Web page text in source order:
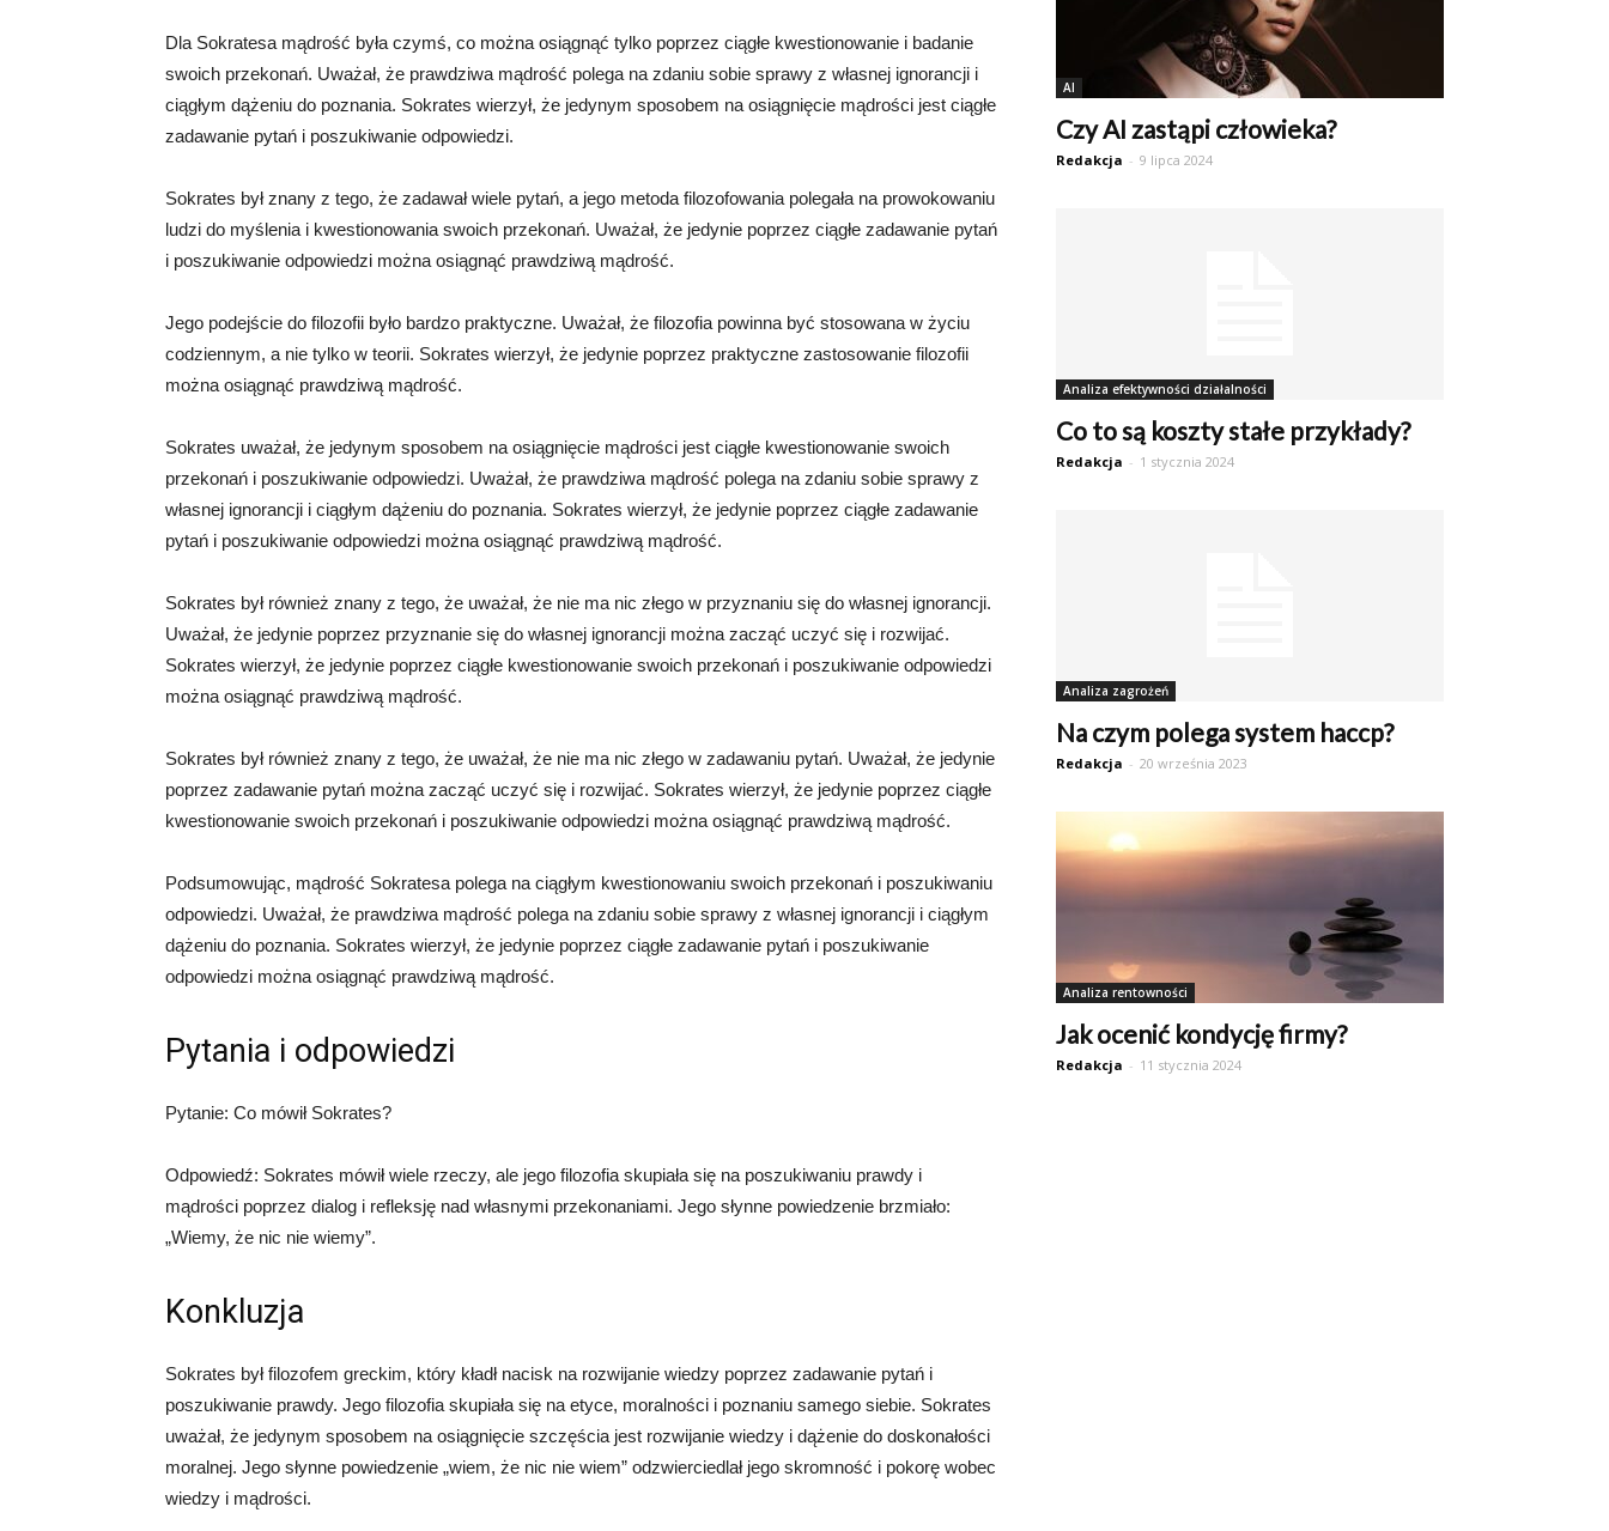
Dla Sokratesa mądrość była czymś, co można osiągnąć tylko poprzez ciągłe kwestionowanie i badanie
swoich przekonań. Uważał, że prawdziwa mądrość polega na zdaniu sobie sprawy z własnej ignorancji i
ciągłym dążeniu do poznania. Sokrates wierzył, że jedynym sposobem na osiągnięcie mądrości jest ciągłe
zadawanie pytań i poszukiwanie odpowiedzi.
Sokrates był znany z tego, że zadawał wiele pytań, a jego metoda filozofowania polegała na prowokowaniu
ludzi do myślenia i kwestionowania swoich przekonań. Uważał, że jedynie poprzez ciągłe zadawanie pytań
i poszukiwanie odpowiedzi można osiągnąć prawdziwą mądrość.
Jego podejście do filozofii było bardzo praktyczne. Uważał, że filozofia powinna być stosowana w życiu
codziennym, a nie tylko w teorii. Sokrates wierzył, że jedynie poprzez praktyczne zastosowanie filozofii
można osiągnąć prawdziwą mądrość.
Sokrates uważał, że jedynym sposobem na osiągnięcie mądrości jest ciągłe kwestionowanie swoich
przekonań i poszukiwanie odpowiedzi. Uważał, że prawdziwa mądrość polega na zdaniu sobie sprawy z
własnej ignorancji i ciągłym dążeniu do poznania. Sokrates wierzył, że jedynie poprzez ciągłe zadawanie
pytań i poszukiwanie odpowiedzi można osiągnąć prawdziwą mądrość.
Sokrates był również znany z tego, że uważał, że nie ma nic złego w przyznaniu się do własnej ignorancji.
Uważał, że jedynie poprzez przyznanie się do własnej ignorancji można zacząć uczyć się i rozwijać.
Sokrates wierzył, że jedynie poprzez ciągłe kwestionowanie swoich przekonań i poszukiwanie odpowiedzi
można osiągnąć prawdziwą mądrość.
Sokrates był również znany z tego, że uważał, że nie ma nic złego w zadawaniu pytań. Uważał, że jedynie
poprzez zadawanie pytań można zacząć uczyć się i rozwijać. Sokrates wierzył, że jedynie poprzez ciągłe
kwestionowanie swoich przekonań i poszukiwanie odpowiedzi można osiągnąć prawdziwą mądrość.
Podsumowując, mądrość Sokratesa polega na ciągłym kwestionowaniu swoich przekonań i poszukiwaniu
odpowiedzi. Uważał, że prawdziwa mądrość polega na zdaniu sobie sprawy z własnej ignorancji i ciągłym
dążeniu do poznania. Sokrates wierzył, że jedynie poprzez ciągłe zadawanie pytań i poszukiwanie
odpowiedzi można osiągnąć prawdziwą mądrość.
Pytania i odpowiedzi
Pytanie: Co mówił Sokrates?
Odpowiedź: Sokrates mówił wiele rzeczy, ale jego filozofia skupiała się na poszukiwaniu prawdy i
mądrości poprzez dialog i refleksję nad własnymi przekonaniami. Jego słynne powiedzenie brzmiało:
„Wiemy, że nic nie wiemy”.
Konkluzja
Sokrates był filozofem greckim, który kładł nacisk na rozwijanie wiedzy poprzez zadawanie pytań i
poszukiwanie prawdy. Jego filozofia skupiała się na etyce, moralności i poznaniu samego siebie. Sokrates
uważał, że jedynym sposobem na osiągnięcie szczęścia jest rozwijanie wiedzy i dążenie do doskonałości
moralnej. Jego słynne powiedzenie „wiem, że nic nie wiem” odzwierciedlał jego skromność i pokorę wobec
wiedzy i mądrości.
AI
Czy AI zastąpi człowieka?
Redakcja - 9 lipca 2024
Analiza efektywności działalności
Co to są koszty stałe przykłady?
Redakcja - 1 stycznia 2024
Analiza zagrożeń
Na czym polega system haccp?
Redakcja - 20 września 2023
Analiza rentowności
Jak ocenić kondycję firmy?
Redakcja - 11 stycznia 2024